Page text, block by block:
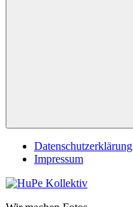
Datenschutzerklärung
Impressum